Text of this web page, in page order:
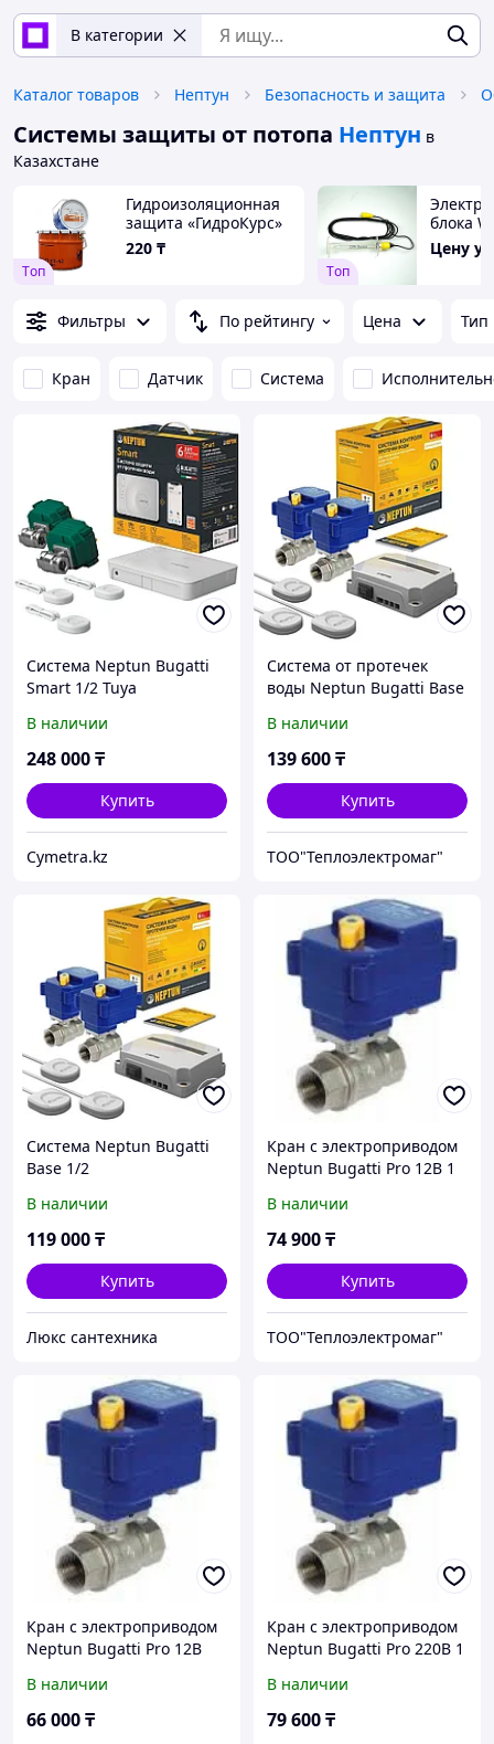
В категории
Каталог товаров Нептун Безопасность и защита
Системы защиты от потопа Нептун в
Казахстане
Tоп
Гидроизоляционная
защита «ГидроКурс»
220 ₸
Tоп
блока
Цену
Фильтры По рейтингу Цена Тип
Кран Датчик Система
Система Neptun Bugatti
Smart 1/2 Tuya
В наличии
248 000₸
Купить
Cymetra.kz
Система от протечек
воды Neptun Bugatti Base
В наличии
139 600₸
Купить
ТОО"Теплоэлектромаг"
Система Neptun Bugatti
Base 1/2
В наличии
119 000₸
Купить
Люкс сантехника
Кран с электроприводом
Neptun Bugatti Pro 12B 1
В наличии
74 900₸
Купить
ТОО"Теплоэлектромаг"
Кран с электроприводом
Neptun Bugatti Pro 12B
В наличии
66 000₸
Кран с электроприводом
Neptun Bugatti Pro 220B 1
В наличии
79 600₸